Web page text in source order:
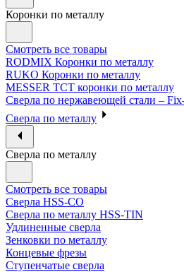
Коронки по металлу
Смотреть все товары
RODMIX Коронки по металлу
RUKO Коронки по металлу
MESSER ТСТ коронки по металлу
Сверла по нержавеющей стали –
Сверла по металлу
Сверла по металлу
Смотреть все товары
Сверла HSS-CO
Сверла по металлу HSS-TIN
Удлиненные сверла
Зенковки по металлу
Концевые фрезы
Ступенчатые сверла